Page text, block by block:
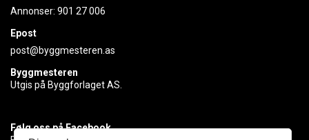
Annonser: 901 27 006
Epost
post@byggmesteren.as
Byggmesteren
Utgis på Byggforlaget AS.
Følg oss på Facebook